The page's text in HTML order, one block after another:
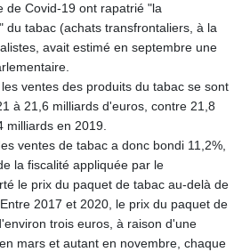
de Covid-19 ont rapatrié "la
du tabac (achats transfrontaliers, à la
avait estimé en septembre une
ventes des produits du tabac se sont
à 21,6 milliards d'euros, contre 21,8
milliards en 2019.
ventes de tabac a donc bondi 11,2%,
la fiscalité appliquée par le
le prix du paquet de tabac au-delà de
2017 et 2020, le prix du paquet de
trois euros, à raison d'une
mars et autant en novembre, chaque